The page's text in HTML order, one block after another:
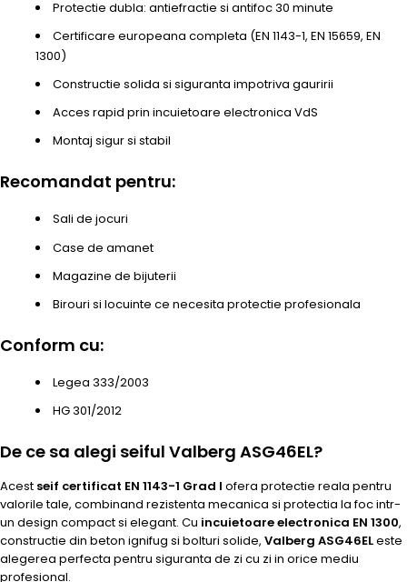
Protectie dubla: antiefractie si antifoc 30 minute
Certificare europeana completa (EN 1143-1, EN 15659, EN
1300)
Constructie solida si siguranta impotriva gauririi
Acces rapid prin incuietoare electronica VdS
Montaj sigur si stabil
Recomandat pentru:
Sali de jocuri
Case de amanet
Magazine de bijuterii
Birouri si locuinte ce necesita protectie profesionala
Conform cu:
Legea 333/2003
HG 301/2012
De ce sa alegi seiful Valberg ASG46EL?
Acest seif certificat EN 1143-1 Grad I ofera protectie reala pentru
valorile tale, combinand rezistenta mecanica si protectia la foc intr-
un design compact si elegant. Cu incuietoare electronica EN 1300,
constructie din beton ignifug si bolturi solide, Valberg ASG46ELeste
alegerea perfecta pentru siguranta de zi cu zi in orice mediu
profesional.